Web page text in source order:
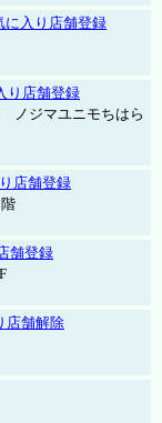
に入り店舗登録
り店舗登録
ノジマユニモちはら
店舗登録
舗登録
店舗解除